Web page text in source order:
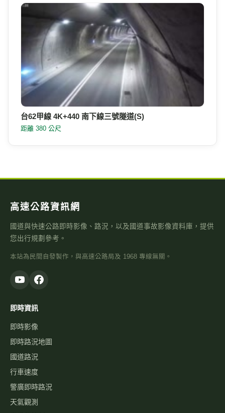
台62甲線 4K+440 南下線三號隧道(S)
距離 380 公尺
高速公路資訊網
國道與快速公路即時影像、路況，以及國道事故影像資料庫，提供
您出行規劃參考。
本站為民間自發製作，與高速公路局及 1968 專線無關。
即時資訊
即時影像
即時路況地圖
國道路況
行車速度
警廣即時路況
天氣觀測